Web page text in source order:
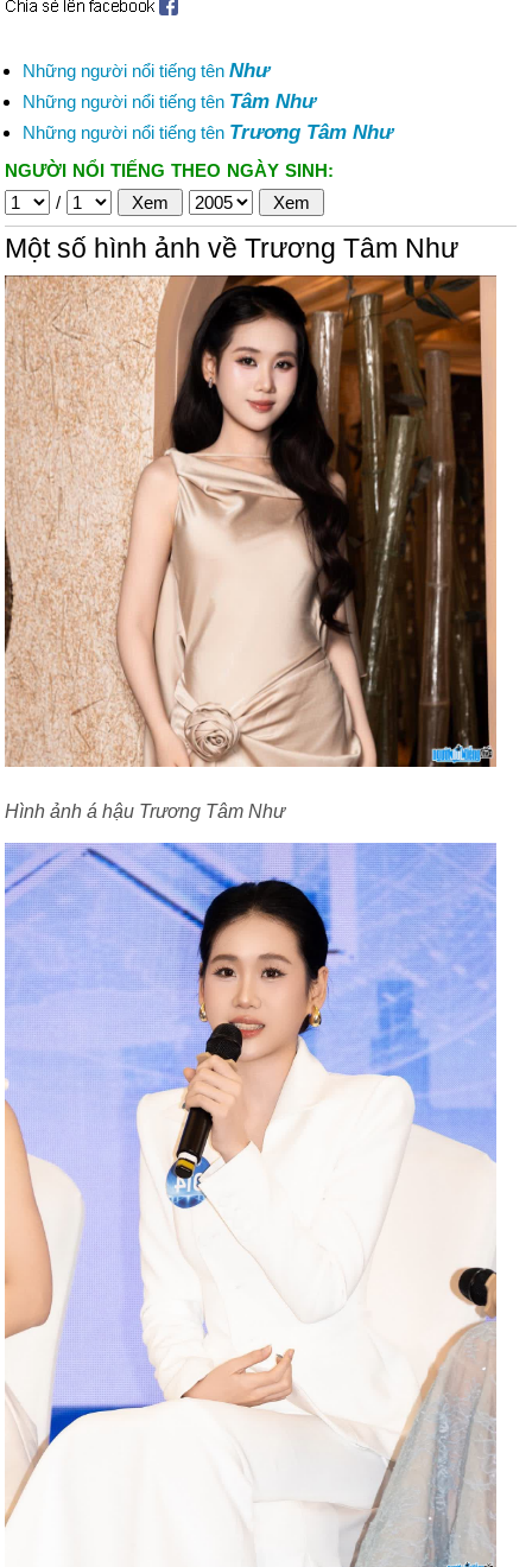
Những người nổi tiếng tên Như
Những người nổi tiếng tên Tâm Như
Những người nổi tiếng tên Trương Tâm Như
NGƯỜI NỔI TIẾNG THEO NGÀY SINH:
/
Một số hình ảnh về Trương Tâm Như
Hình ảnh á hậu Trương Tâm Như